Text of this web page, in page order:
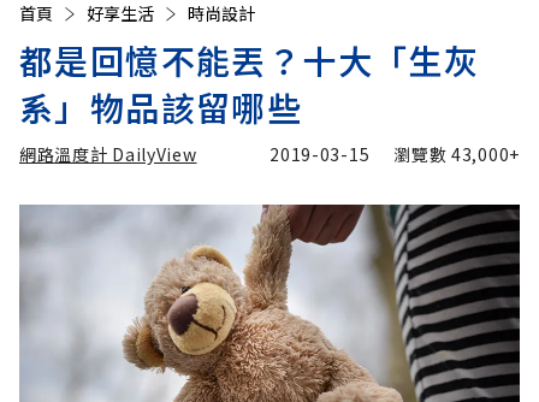
首頁 好享生活 時尚設計
都是回憶不能丟？十大「生灰
系」物品該留哪些
網路溫度計 DailyView 2019-03-15 瀏覽數43,000+